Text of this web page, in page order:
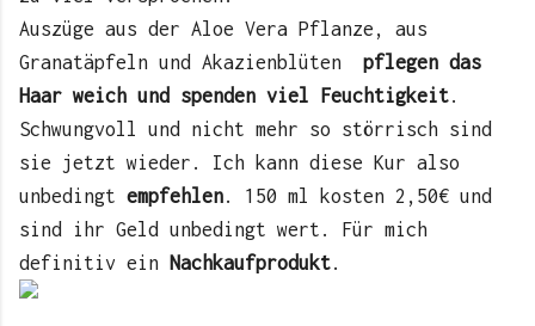
Auszüge aus der Aloe Vera Pflanze, aus
Granatäpfeln und Akazienblüten pflegen das
Haar weich und spenden viel Feuchtigkeit.
Schwungvoll und nicht mehr so störrisch sind
sie jetzt wieder. Ich kann diese Kur also
unbedingt empfehlen. 150 ml kosten 2,50€ und
sind ihr Geld unbedingt wert. Für mich
definitiv ein
Nachkaufprodukt.